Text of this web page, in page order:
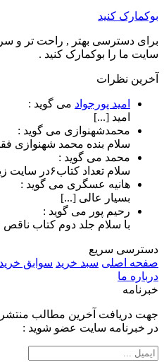
بوکمارک کنید
برای دسترسی بهتر , راحت تر و
سایت ما را بوکمارک کنید .
آخرین نظرات
امید پورجواد می گوید :
امید [...]
محمدشهنوازی می گوید :
سلام بنده محمد شهنوازی
محمد می گوید :
سلام تعداد کتاب۶در سایت زیاد نیست [...]
هانیه عسگری می گوید :
بسیار عالی [...]
رحیم پور می گوید :
با سلام جلد دوم کتاب
دسترسی سریع
صفحه اصلی سبد خرید سوابق خرید
درباره ما
خبرنامه
جهت دریافت آخرین مطالب منتشر
در خبرنامه سایت عضو شوید :